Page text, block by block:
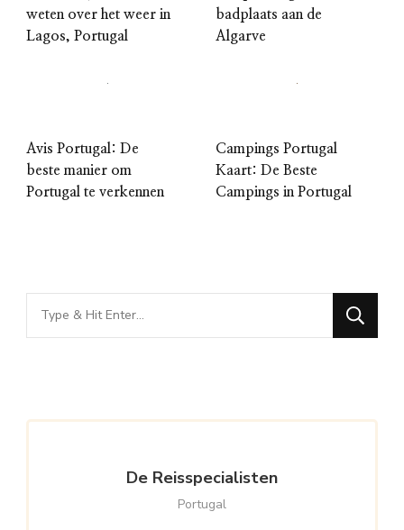
weten over het weer in
Lagos, Portugal
badplaats aan de
Algarve
Avis Portugal: De
beste manier om
Portugal te verkennen
Campings Portugal
Kaart: De Beste
Campings in Portugal
Looking
for
De Reisspecialisten
Portugal